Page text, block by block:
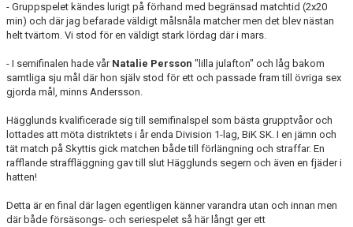
- Gruppspelet kändes lurigt på förhand med begränsad matchtid (2x20
min) och där jag befarade väldigt målsnåla matcher men det blev nästan
helt tvärtom. Vi stod för en väldigt stark lördag där i mars.
- I semifinalen hade vår Natalie Persson "lilla julafton" och låg bakom
samtliga sju mål där hon själv stod för ett och passade fram till övriga sex
gjorda mål, minns Andersson.
Hägglunds kvalificerade sig till semifinalspel som bästa grupptvåor och
lottades att möta distriktets i år enda Division 1-lag, BiK SK. I en jämn och
tät match på Skyttis gick matchen både till förlängning och straffar. En
rafflande straffläggning gav till slut Hägglunds segern och även en fjäder i
hatten!
Detta är en final där lagen egentligen känner varandra utan och innan men
där både försäsongs- och seriespelet så här långt ger ett